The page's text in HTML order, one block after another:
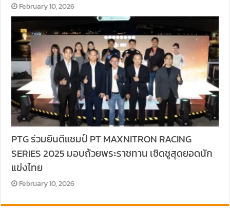
February 10, 2026
PTG ร่วมยินดีแชมป์ PT MAXNITRON RACING
SERIES 2025 มอบถ้วยพระราชทาน เชิดชูสุดยอดนัก
แข่งไทย
February 10, 2026